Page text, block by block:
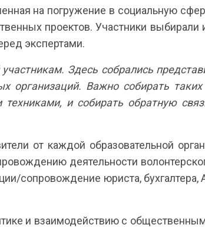
на погружение в социальную
проектов. Участники
экспертами.
Здесь собрались
организаций. Важно собирать таких
и собирать обратную
от каждой образовательной
деятельности
сопровождение юриста, бухгалтера,
и взаимодействию с